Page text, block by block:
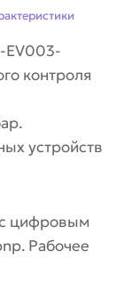
EV003-
контроля
устройств
с цифровым
Рабочее